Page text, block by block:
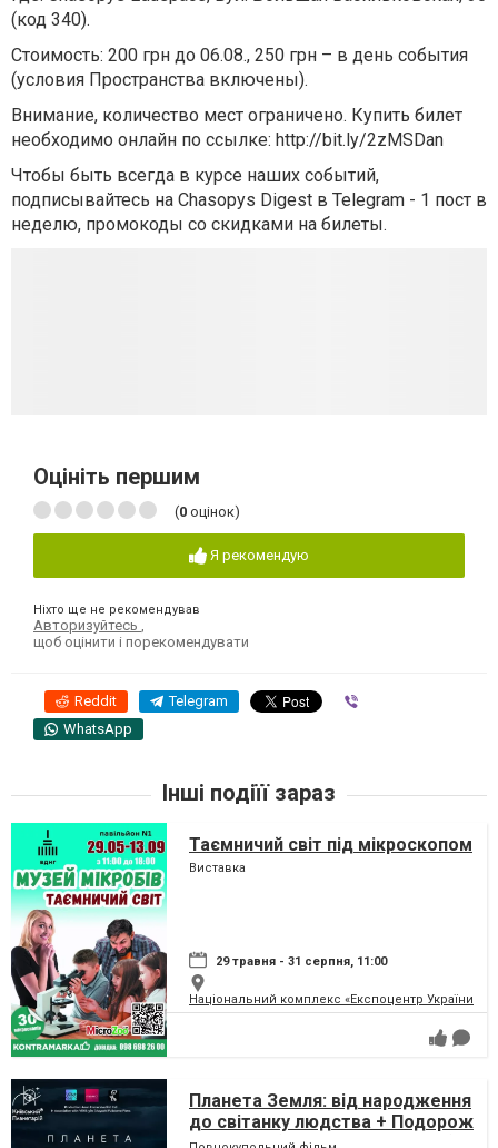
(код 340).
Стоимость: 200 грн до 06.08., 250 грн – в день события
(условия Пространства включены).
Внимание, количество мест ограничено. Купить билет
необходимо онлайн по ссылке: http://bit.ly/2zMSDan
Чтобы быть всегда в курсе наших событий,
подписывайтесь на Chasopys Digest в Telegram - 1 пост в
неделю, промокоды со скидками на билеты.
Оцініть першим
(0 оцінок)
Я рекомендую
Ніхто ще не рекомендував
Авторизуйтесь ,
щоб оцінити і порекомендувати
Reddit Telegram
WhatsApp
Інші подіїї зараз
Таємничий світ під мікроскопом
Виставка
29 травня - 31 серпня, 11:00
Національний комплекс «Експоцентр України»
Планета Земля: від народження
до світанку людства + Подорож
сузір'ями (класична програма)